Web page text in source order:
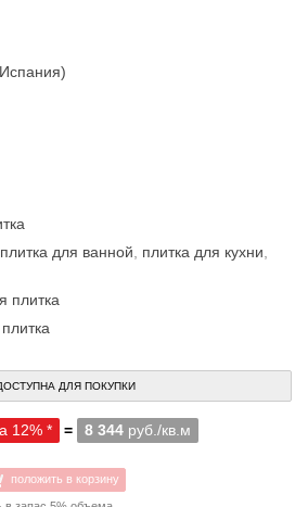
плитка для ванной плитка для кухни
плитка
ДЛЯ ПОКУПКИ
12% * = 8 344 руб./кв.м
положить в корзину